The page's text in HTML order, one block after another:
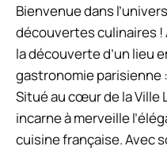
Bienvenue dans
découvertes culinaires !
la découverte d’un lieu
gastronomie parisienne
Situé au cœur de la Ville
incarne à merveille
cuisine française. Avec